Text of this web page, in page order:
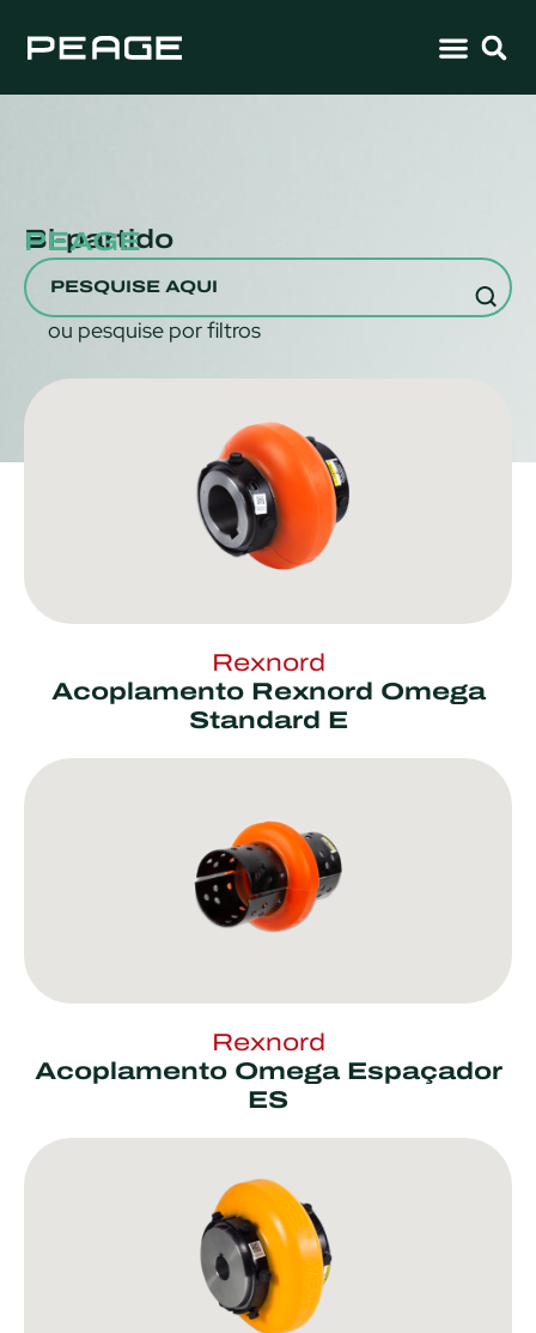
Bi-partido
PEAGE
ou pesquise por filtros
Rexnord
Acoplamento Rexnord Omega
Standard E
Rexnord
Acoplamento Omega Espaçador
ES